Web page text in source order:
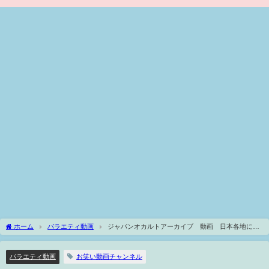
ホーム バラエティ動画
ジャパンオカルトアーカイブ 動画 日本各地に眠
る怪談や都市伝説を語り尽くす 2月18日
バラエティ動画 お笑い動画チャンネル